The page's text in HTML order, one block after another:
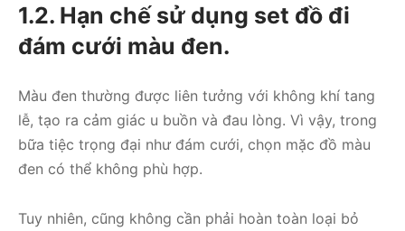
1.2. Hạn chế sử dụng set đồ đi
đám cưới màu đen.
Màu đen thường được liên tưởng với không khí tang
lễ, tạo ra cảm giác u buồn và đau lòng. Vì vậy, trong
bữa tiệc trọng đại như đám cưới, chọn mặc đồ màu
đen có thể không phù hợp.
Tuy nhiên, cũng không cần phải hoàn toàn loại bỏ